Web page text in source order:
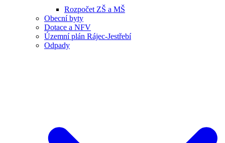
Rozpočet ZŠ a MŠ
Obecní byty
Dotace a NFV
Územní plán Rájec-Jestřebí
Odpady